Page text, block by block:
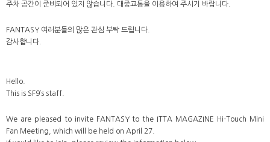
주차 공간이 준비되어 있지 않습니다. 대중교통을 이용하여 주시기 바랍니다.
FANTASY 여러분들의 많은 관심 부탁 드립니다.
감사합니다.
Hello.
This is SF9’s staff.
We are pleased to invite FANTASY to the ITTA MAGAZINE Hi-Touch Mini
Fan Meeting, which will be held on April 27.